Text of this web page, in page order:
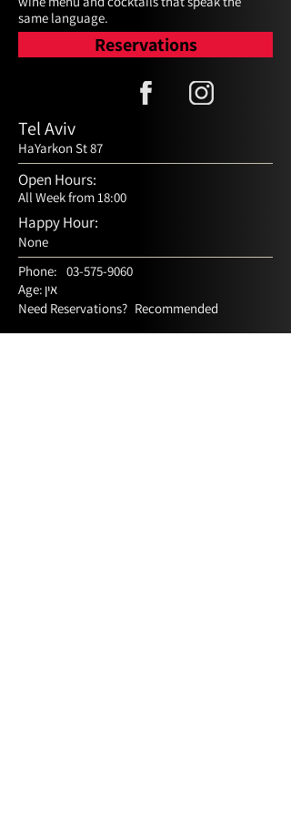
same language.
Reservations
Tel Aviv
HaYarkon St 87
Open Hours:
All Week from 18:00
Happy Hour:
None
Phone: 03-575-9060
Age: אין
Recommended
Need Reservations?